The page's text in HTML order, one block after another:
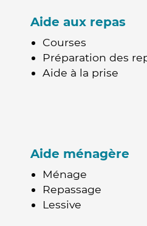
Aide aux repas
Courses
Préparation des
Aide à la prise
Aide ménagère
Ménage
Repassage
Lessive